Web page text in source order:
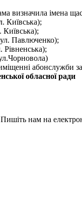
визначила імена
Київська);
Київська);
Павлюченко);
абонслужби
обласної ради
нам на